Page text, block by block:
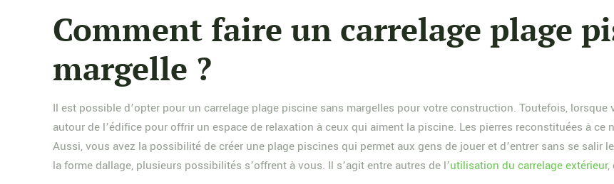
Comment faire un carrelage plage
margelle ?
Il est possible d’opter pour un carrelage plage piscine sans margelles pour votre construction. Toutefois,
autour de l’édifice pour offrir un espace de relaxation à ceux qui aiment la piscine. Les pierres reconstituées à
Aussi, vous avez la possibilité de créer une plage piscines qui permet aux gens de jouer et d’entrer sans se salir
la forme dallage, plusieurs possibilités s’offrent à vous. Il s’agit entre autres de l’utilisation du carrelage extérieur,